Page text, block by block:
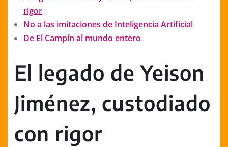
rigor
No a las imitaciones de Inteligencia Artificial
De El Campín al mundo entero
El legado de Yeison
Jiménez, custodiado
con rigor